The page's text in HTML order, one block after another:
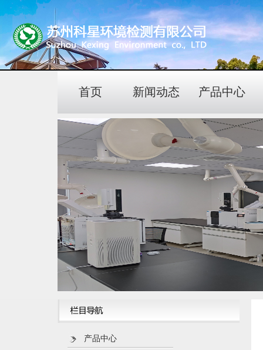
首页 新闻动态 产品中心
产品中心